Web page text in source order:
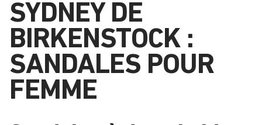
SYDNEY DE
BIRKENSTOCK :
SANDALES POUR
FEMME